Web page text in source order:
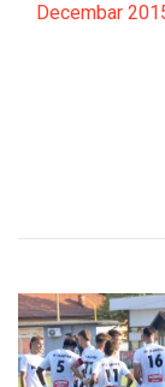
Decembar